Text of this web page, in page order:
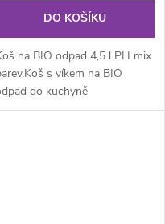
DO KOŠÍKU
na BIO odpad 4,5 l PH mix
s víkem na BIO
do kuchyně